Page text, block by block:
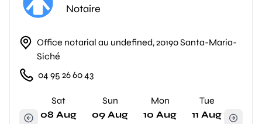
Notaire
Office notarial au undefined, 20190 Santa-Maria-
Siché
04 95 26 60 43
Sat
08 Aug
Sun
09 Aug
Mon
10 Aug
Tue
11 Aug